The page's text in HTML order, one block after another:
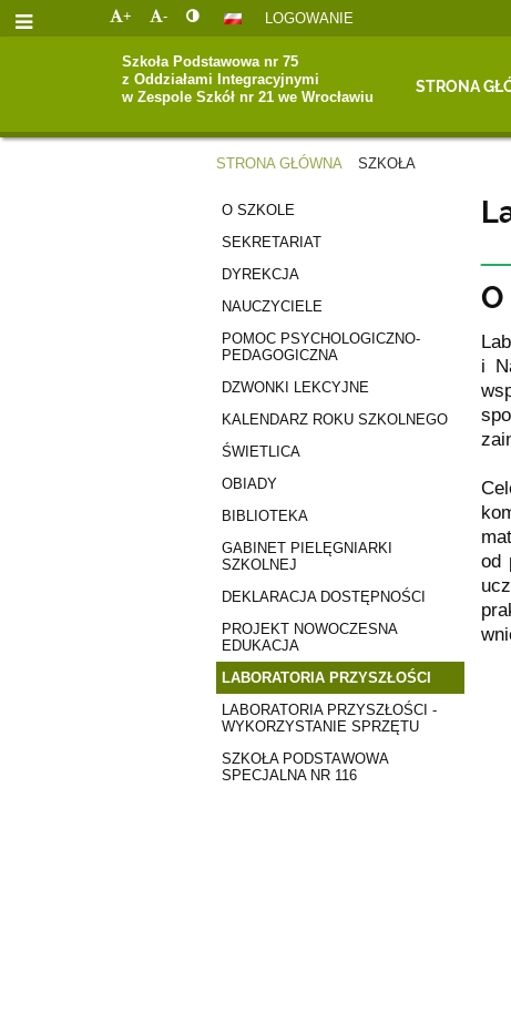
+ - LOGOWANIE
Szkoła Podstawowa nr 75
z Oddziałami Integracyjnymi
w Zespole Szkół nr 21 we Wrocławiu
STRONA
STRONA GŁÓWNA SZKOŁA
SZKOŁA
O SZKOLE
SEKRETARIAT
DYREKCJA
NAUCZYCIELE
POMOC PSYCHOLOGICZNO-
PEDAGOGICZNA
DZWONKI LEKCYJNE
KALENDARZ ROKU SZKOLNEGO
ŚWIETLICA
OBIADY
BIBLIOTEKA
GABINET PIELĘGNIARKI
SZKOLNEJ
DEKLARACJA DOSTĘPNOŚCI
PROJEKT NOWOCZESNA
EDUKACJA
LABORATORIA PRZYSZŁOŚCI
LABORATORIA PRZYSZŁOŚCI -
WYKORZYSTANIE SPRZĘTU
SZKOŁA PODSTAWOWA
SPECJALNA NR 116
i
od